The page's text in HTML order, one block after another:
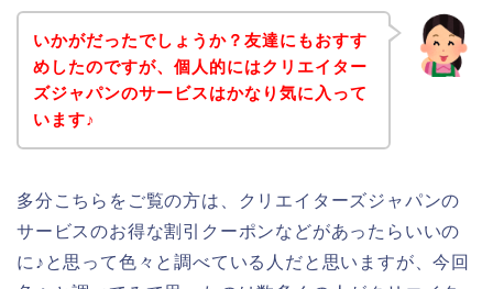
いかがだったでしょうか？友達にもおすす
めしたのですが、個人的にはクリエイター
ズジャパンのサービスはかなり気に入って
います♪
多分こちらをご覧の方は、クリエイターズジャパンの
サービスのお得な割引クーポンなどがあったらいいの
に♪と思って色々と調べている人だと思いますが、今回